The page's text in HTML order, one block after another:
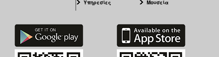
Υπηρεσίες
Μουσεία